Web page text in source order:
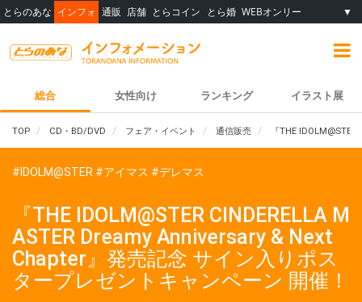
とらのあな インフォ 通販 店舗 とらコイン とら婚 WEBオンリー ▼
総合 女性向け ランキング イラスト展
TOP CD・BD/DVD フェア・イベント 通信販売 『THE
#IDOLM@STER #アイマス #デレマス
『THE IDOLM@STER CINDERELLA M
ASTER Dreamy Anniversary & Next
Chapter』発売記念 サイン入りポス
タープレゼントキャンペーン 開催！